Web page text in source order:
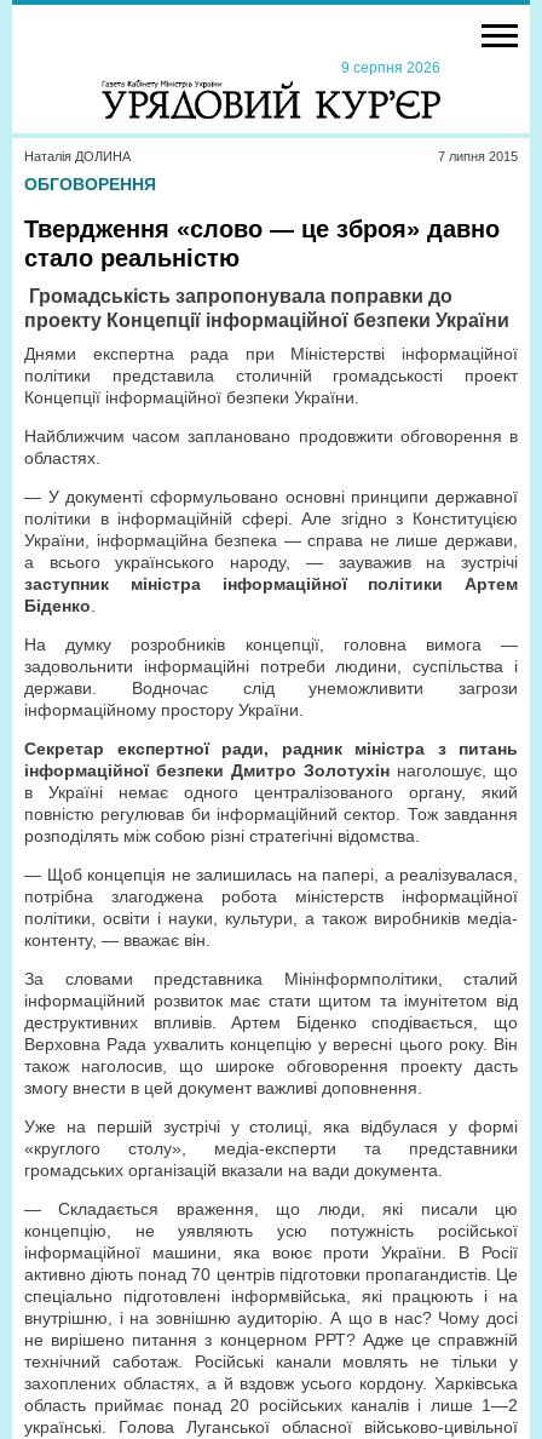
9 серпня 2026
Наталія ДОЛИНА 7 липня 2015
ОБГОВОРЕННЯ
Твердження «слово — це зброя» давно
стало реальністю
Громадськість запропонувала поправки до
проекту Концепції інформаційної безпеки України
Днями експертна рада при Міністерстві інформаційної
політики представила столичній громадськості проект
Концепції інформаційної безпеки України.
Найближчим часом заплановано продовжити обговорення в
областях.
— У документі сформульовано основні принципи державної
політики в інформаційній сфері. Але згідно з Конституцією
України, інформаційна безпека — справа не лише держави,
а всього українського народу, — зауважив на зустрічі
заступник міністра інформаційної політики Артем
Біденко
На думку розробників концепції, головна вимога —
задовольнити інформаційні потреби людини, суспільства і
держави. Водночас слід унеможливити загрози
інформаційному простору України.
Секретар експертної ради, радник міністра з питань
інформаційної безпеки Дмитро Золотухін наголошує, що
в Україні немає одного централізованого органу, який
повністю регулював би інформаційний сектор. Тож завдання
розподілять між собою різні стратегічні відомства.
— Щоб концепція не залишилась на папері, а реалізувалася,
потрібна злагоджена робота міністерств інформаційної
політики, освіти і науки, культури, а також виробників медіа-
контенту, — вважає він.
За словами представника Мінінформполітики, сталий
інформаційний розвиток має стати щитом та імунітетом від
деструктивних впливів. Артем Біденко сподівається, що
Верховна Рада ухвалить концепцію у вересні цього року. Він
також наголосив, що широке обговорення проекту дасть
змогу внести в цей документ важливі доповнення.
Уже на першій зустрічі у столиці, яка відбулася у формі
«круглого столу», медіа-експерти та представники
громадських організацій вказали на вади документа.
— Складається враження, що люди, які писали цю
концепцію, не уявляють усю потужність російської
інформаційної машини, яка воює проти України. В Росії
активно діють понад 70 центрів підготовки пропагандистів. Це
спеціально підготовлені інформвійська, які працюють і на
внутрішню, і на зовнішню аудиторію. А що в нас? Чому досі
не вирішено питання з концерном РРТ? Адже це справжній
технічний саботаж. Російські канали мовлять не тільки у
захоплених областях, а й вздовж усього кордону. Харківська
область приймає понад 20 російських каналів і лише 1—2
українські. Голова Луганської обласної військово-цивільної